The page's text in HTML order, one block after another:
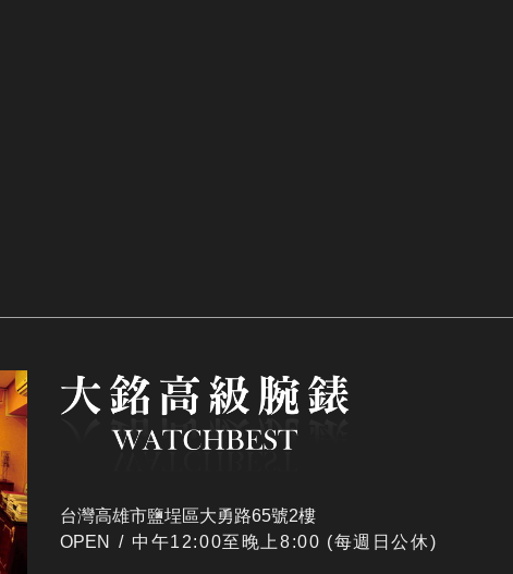
台灣高雄市鹽埕區大勇路65號2樓
OPEN / ​中午12:00至晚上8:00 (每週日公休)